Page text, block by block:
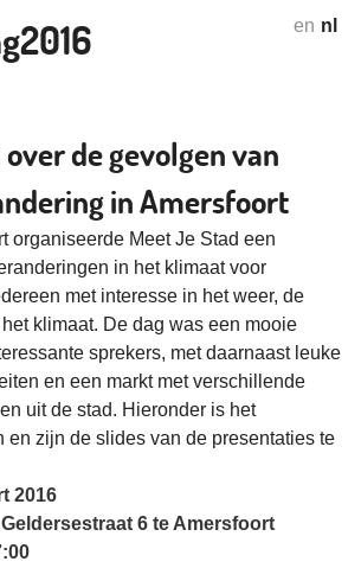
en nl
de gevolgen van
in Amersfoort
organiseerde Meet Je Stad een
in het klimaat voor
met interesse in het weer, de
klimaat. De dag was een mooie
sprekers, met daarnaast leuke
en een markt met verschillende
uit de stad. Hieronder is het
en zijn de slides van de presentaties te
2016
Geldersestraat 6 te Amersfoort